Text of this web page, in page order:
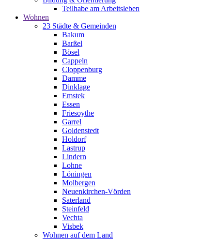
Teilhabe am Arbeitsleben
Wohnen
23 Städte & Gemeinden
Bakum
Barßel
Bösel
Cappeln
Cloppenburg
Damme
Dinklage
Emstek
Essen
Friesoythe
Garrel
Goldenstedt
Holdorf
Lastrup
Lindern
Lohne
Löningen
Molbergen
Neuenkirchen-Vörden
Saterland
Steinfeld
Vechta
Visbek
Wohnen auf dem Land